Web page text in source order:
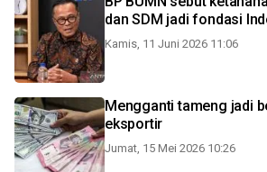
dan SDM jadi fondasi
Kamis, 11 Juni 2026 11:06
Mengganti tameng jadi
eksportir
Jumat, 15 Mei 2026 10:26